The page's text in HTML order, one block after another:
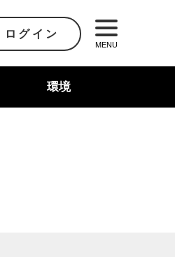
ログイン
MENU
環境